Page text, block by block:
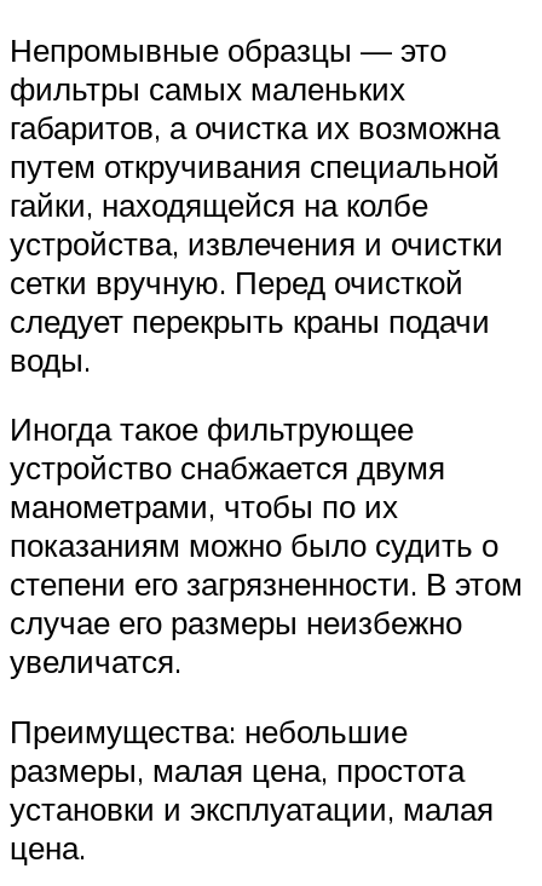
Непромывные образцы — это
фильтры самых маленьких
габаритов, а очистка их возможна
путем откручивания специальной
гайки, находящейся на колбе
устройства, извлечения и очистки
сетки вручную. Перед очисткой
следует перекрыть краны подачи
воды.
Иногда такое фильтрующее
устройство снабжается двумя
манометрами, чтобы по их
показаниям можно было судить о
степени его загрязненности. В этом
случае его размеры неизбежно
увеличатся.
Преимущества: небольшие
размеры, малая цена, простота
установки и эксплуатации, малая
цена.